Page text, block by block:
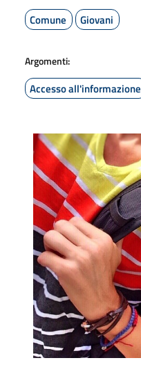
Comune Giovani
Argomenti:
Accesso all'informazione